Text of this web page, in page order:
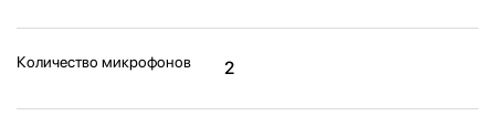
Количество микрофонов 2